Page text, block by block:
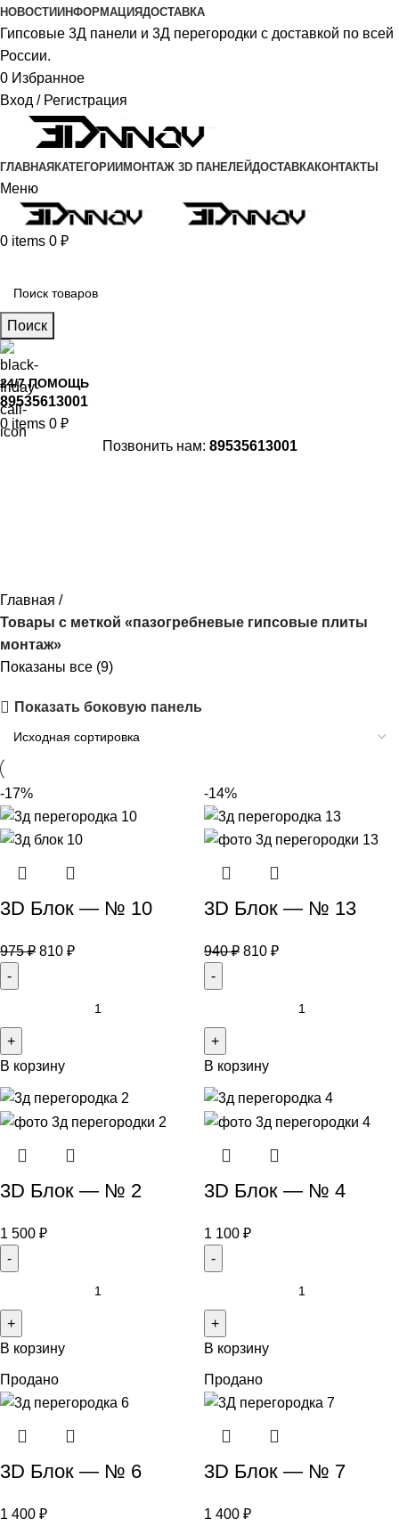
НОВОСТИ ИНФОРМАЦИЯДОСТАВКА
Гипсовые 3Д панели и 3Д перегородки с доставкой по всей
России.
0 Избранное
Вход / Регистрация
ГЛАВНАЯКАТЕГОРИИМОНТАЖ 3D ПАНЕЛЕЙДОСТАВКАКОНТАКТЫ
Меню
0 items 0 ₽
Поиск
24/7 ПОМОЩЬ
89535613001
0 items 0 ₽
Позвонить нам: 89535613001
Главная
Товары с меткой «пазогребневые гипсовые плиты
монтаж»
Показаны все (9)
Показать боковую панель
-17%
3D Блок — № 10
975₽ 810 ₽
В корзину
-14%
3D Блок — № 13
940₽ 810 ₽
В корзину
3D Блок — № 2
1 500 ₽
В корзину
3D Блок — № 4
1 100 ₽
В корзину
Продано
3D Блок — № 6
1 400 ₽
Продано
3D Блок — № 7
1 400 ₽